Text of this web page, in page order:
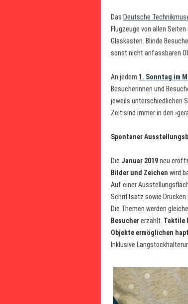
Das Deutsche
Flugzeuge von allen
Glaskasten. Blinde
sonst nicht anfassbaren
An jedem 1. Sonntag im
Besucherinnen und
jeweils unterschiedlichen
Zeit sind immer in den
Spontaner
Die Januar 2019neu
Bilder und Zeichen wird
Auf einer
Schriftsatz sowie Drucken
Die Themen werden
Besuchererzählt. Taktile
Objekte ermöglichen
Inklusive